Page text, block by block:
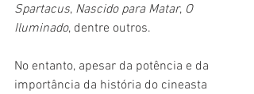
Spartacus, Nascido para Matar, O
Iluminado, dentre outros.
No entanto, apesar da potência e da
importância da história do cineasta